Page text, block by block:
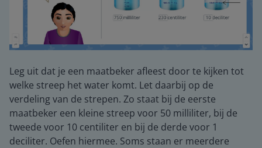
Leg uit dat je een maatbeker afleest door te kijken tot
welke streep het water komt. Let daarbij op de
verdeling van de strepen. Zo staat bij de eerste
maatbeker een kleine streep voor 50 milliliter, bij de
tweede voor 10 centiliter en bij de derde voor 1
deciliter. Oefen hiermee. Soms staan er meerdere